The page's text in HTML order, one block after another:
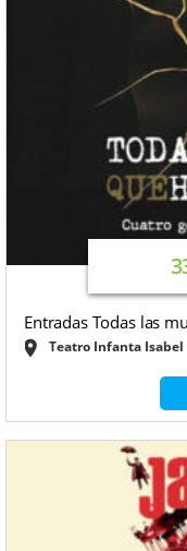
Entradas Todas las
Teatro Infanta Isabel